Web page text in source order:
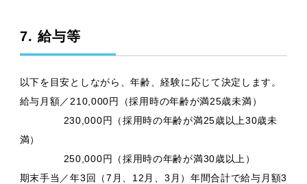
7. 給与等
以下を目安としながら、年齢、経験に応じて決定します。
給与月額／210,000円（採用時の年齢が満25歳未満）
230,000円（採用時の年齢が満25歳以上30歳未
満）
250,000円（採用時の年齢が満30歳以上）
期末手当／年3回（7月、12月、3月）年間合計で給与月額3